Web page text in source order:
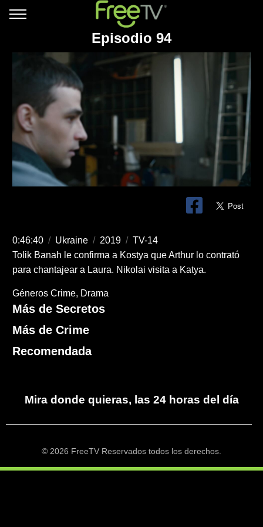
Episodio 94
0:46:40 / Ukraine / 2019 / TV-14
Tolik Banah le confirma a Kostya que Arthur lo contrató
para chantajear a Laura. Nikolai visita a Katya.
Géneros Crime Drama
Más de Secretos
Más de Crime
Recomendada
Mira donde quieras, las 24 horas del día
© 2026 FreeTV Reservados todos los derechos.